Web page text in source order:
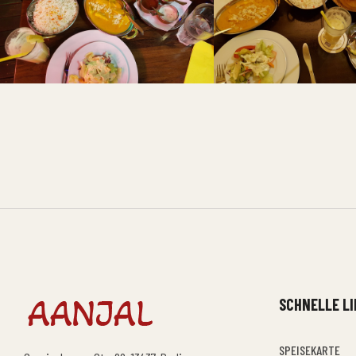
SCHNELLE
SPEISEKARTE